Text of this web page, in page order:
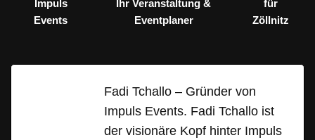
Impuls
Events
Ihr Veranstaltung &
Eventplaner
für
Zöllnitz
Fadi Tchallo – Gründer von
Impuls Events. Fadi Tchallo ist
der visionäre Kopf hinter Impuls